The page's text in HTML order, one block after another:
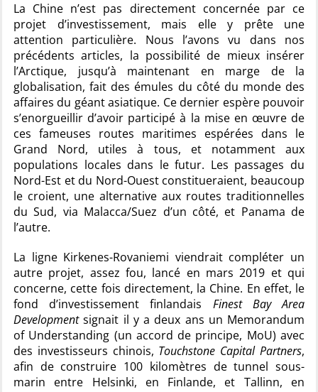
La Chine n’est pas directement concernée par ce
projet d’investissement, mais elle y prête une
attention particulière. Nous l’avons vu dans nos
précédents articles, la possibilité de mieux insérer
l’Arctique, jusqu’à maintenant en marge de la
globalisation, fait des émules du côté du monde des
affaires du géant asiatique. Ce dernier espère pouvoir
s’enorgueillir d’avoir participé à la mise en œuvre de
ces fameuses routes maritimes espérées dans le
Grand Nord, utiles à tous, et notamment aux
populations locales dans le futur. Les passages du
Nord-Est et du Nord-Ouest constitueraient, beaucoup
le croient, une alternative aux routes traditionnelles
du Sud, via Malacca/Suez d’un côté, et Panama de
l’autre.
La ligne Kirkenes-Rovaniemi viendrait compléter un
autre projet, assez fou, lancé en mars 2019 et qui
concerne, cette fois directement, la Chine. En effet, le
fond d’investissement finlandais Finest Bay Area
Developmentsignait il y a deux ans un Memorandum
of Understanding (un accord de principe, MoU) avec
des investisseurs chinois, Touchstone Capital Partners,
afin de construire 100 kilomètres de tunnel sous-
marin entre Helsinki, en Finlande, et Tallinn, en